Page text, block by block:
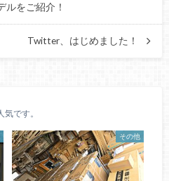
ルをご紹介！
Twitter、はじめました！
です。
その他